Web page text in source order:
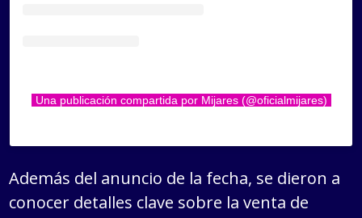
Una publicación compartida por Mijares (@oficialmijares)
Además del anuncio de la fecha, se dieron a
conocer detalles clave sobre la venta de